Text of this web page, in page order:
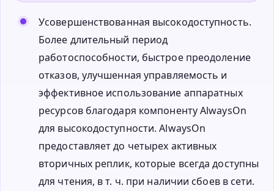
Усовершенствованная высокодоступность.
Более длительный период
работоспособности, быстрое преодоление
отказов, улучшенная управляемость и
эффективное использование аппаратных
ресурсов благодаря компоненту AlwaysOn
для высокодоступности. AlwaysOn
предоставляет до четырех активных
вторичных реплик, которые всегда доступны
для чтения, в т. ч. при наличии сбоев в сети.